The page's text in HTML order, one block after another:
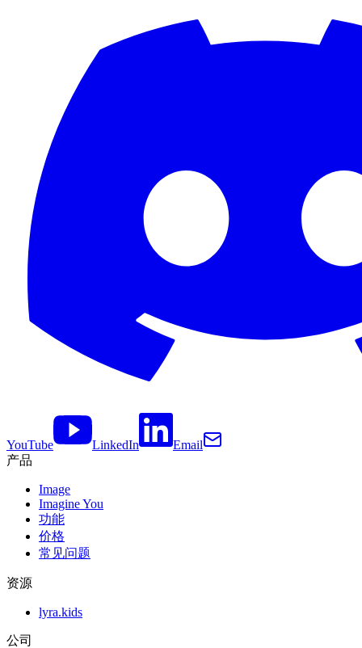
YouTube LinkedIn
Email
产品
Image
Imagine You
功能
价格
常见问题
资源
lyra.kids
公司